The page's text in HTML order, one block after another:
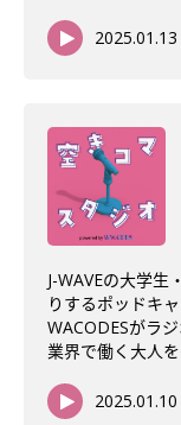
2025.01.13
J-WAVEの大学生
りするポッドキ
WACODESがラ
業界で働く大人
2025.01.10